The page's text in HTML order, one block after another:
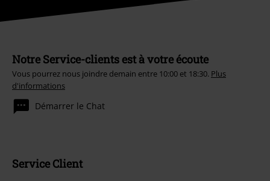
Notre Service-clients est à votre écoute
Vous pourrez nous joindre demain entre 10:00 et 18:30. Plus
d'informations
Démarrer le Chat
Service Client